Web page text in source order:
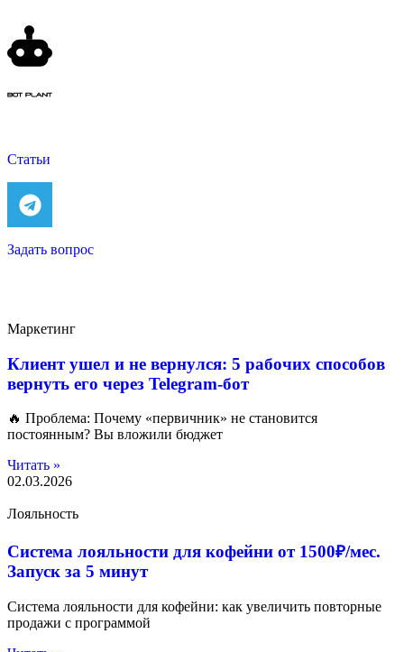
Статьи
Задать вопрос
Маркетинг
Клиент ушел и не вернулся: 5 рабочих способов
вернуть его через Telegram-бот
🔥 Проблема: Почему «первичник» не становится
постоянным? Вы вложили бюджет
Читать »
02.03.2026
Лояльность
Система лояльности для кофейни от 1500₽/мес.
Запуск за 5 минут
Система лояльности для кофейни: как увеличить повторные
продажи с программой